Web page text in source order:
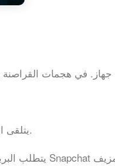
يتلقى المستخدم المستهدف بريدًا إلكترونيًا مخادعًا يزعم أنه من مؤسسة أو مؤسسة كبرى.